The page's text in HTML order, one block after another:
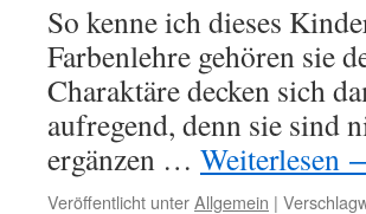
So kenne ich dieses
Farbenlehre gehören sie
Charaktäre decken sich
aufregend, denn sie sind
ergänzen … Weiterlesen
Veröffentlicht unterAllgemein |